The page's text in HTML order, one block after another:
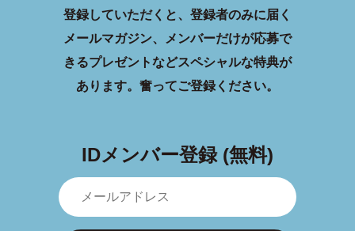
登録していただくと、登録者のみに届く
メールマガジン、メンバーだけが応募で
きるプレゼントなどスペシャルな特典が
あります。 奮ってご登録ください。
IDメンバー登録 (無料)